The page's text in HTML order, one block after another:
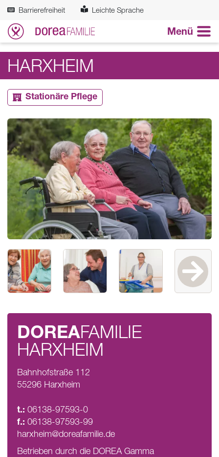
Zum Hauptinhalt springen
Barrierefreiheit Leichte Sprache
Menü
HARXHEIM
Stationäre Pflege
DOREAFAMILIE
HARXHEIM
Bahnhofstraße 112
55296 Harxheim
t.: 06138-97593-0
f.: 06138-97593-99
harxheim@doreafamilie.de
Betrieben durch die DOREA Gamma